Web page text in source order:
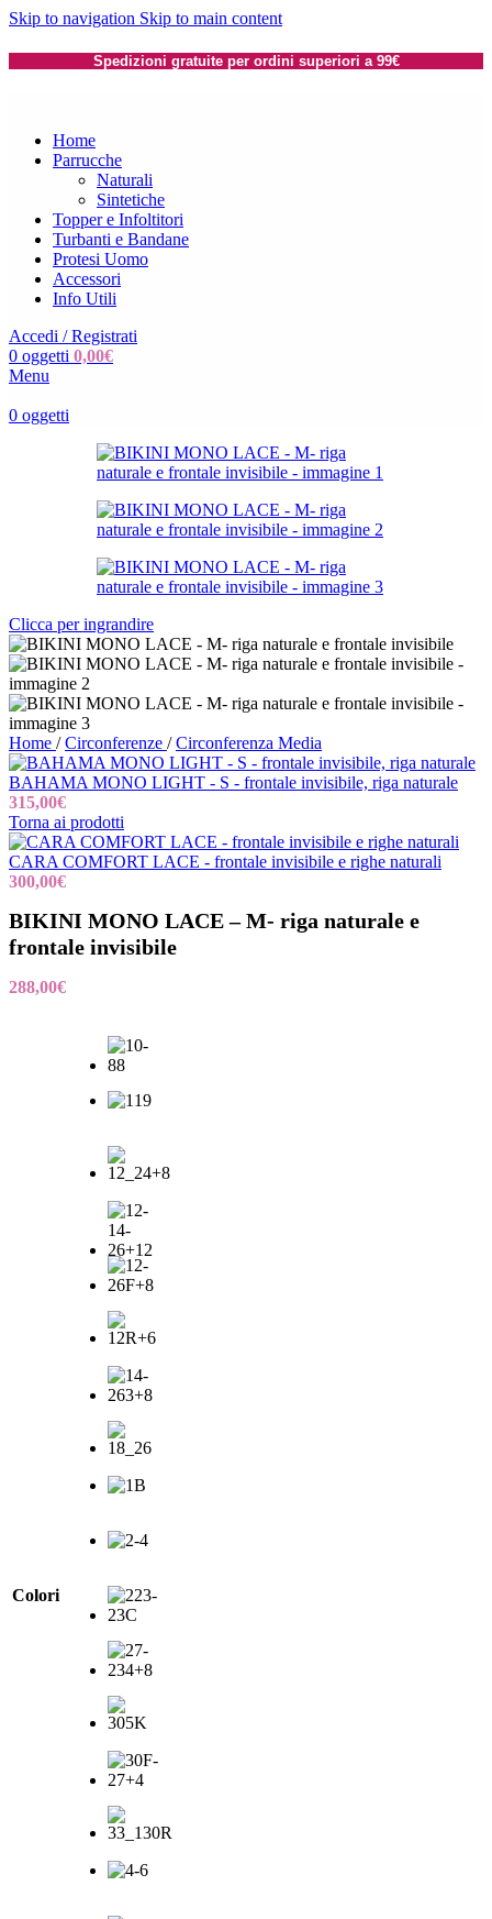
Skip to navigation Skip to main content
Spedizioni gratuite per ordini superiori a 99€
Home
Parrucche
Naturali
Sintetiche
Topper e Infoltitori
Turbanti e Bandane
Protesi Uomo
Accessori
Info Utili
Accedi / Registrati
0 oggetti 0,00€
Menu
0 oggetti
Clicca per ingrandire
Home / Circonferenze / Circonferenza Media
BAHAMA MONO LIGHT - S - frontale invisibile, riga naturale
315,00€
Torna ai prodotti
CARA COMFORT LACE - frontale invisibile e righe naturali
300,00€
BIKINI MONO LACE – M- riga naturale e
frontale invisibile
288,00€
Colori